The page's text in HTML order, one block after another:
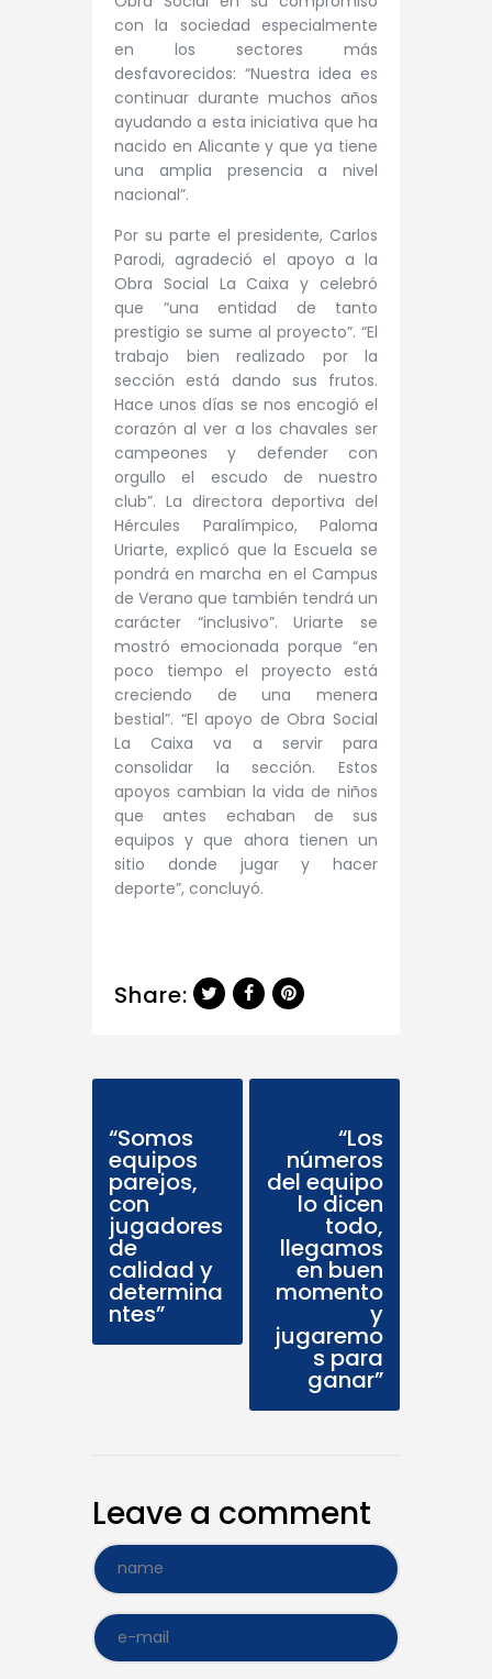
con la sociedad especialmente
en los sectores más
desfavorecidos: “Nuestra idea es
continuar durante muchos años
ayudando a esta iniciativa que ha
nacido en Alicante y que ya tiene
una amplia presencia a nivel
nacional”.
Por su parte el presidente, Carlos
Parodi, agradeció el apoyo a la
Obra Social La Caixa y celebró
que “una entidad de tanto
prestigio se sume al proyecto”. “El
trabajo bien realizado por la
sección está dando sus frutos.
Hace unos días se nos encogió el
corazón al ver a los chavales ser
campeones y defender con
orgullo el escudo de nuestro
club”. La directora deportiva del
Hércules Paralímpico, Paloma
Uriarte, explicó que la Escuela se
pondrá en marcha en el Campus
de Verano que también tendrá un
carácter “inclusivo”. Uriarte se
mostró emocionada porque “en
poco tiempo el proyecto está
creciendo de una menera
bestial”. “El apoyo de Obra Social
La Caixa va a servir para
consolidar la sección. Estos
apoyos cambian la vida de niños
que antes echaban de sus
equipos y que ahora tienen un
sitio donde jugar y hacer
deporte”, concluyó.
Share:
“Somos
equipos
parejos,
con
jugadores
de
calidad y
determina
ntes”
“Los
números
del equipo
lo dicen
todo,
llegamos
en buen
momento
y
jugaremo
s para
ganar”
Leave a comment